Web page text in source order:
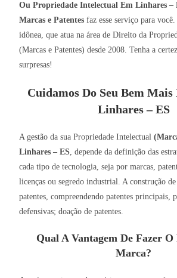
Ou Propriedade Intelectual Em Linhares –
Marcas e Patentes faz esse serviço para
idônea, que atua na área de Direito da
(Marcas e Patentes) desde 2008. Tenha a
surpresas!
Cuidamos Do Seu Bem Mais
Linhares – ES
A gestão da sua Propriedade Intelectual
Linhares – ES, depende da definição das
cada tipo de tecnologia, seja por marcas,
licenças ou segredo industrial. A construção
patentes, compreendendo patentes principais,
defensivas; doação de patentes.
Qual A Vantagem De Fazer O
Marca?